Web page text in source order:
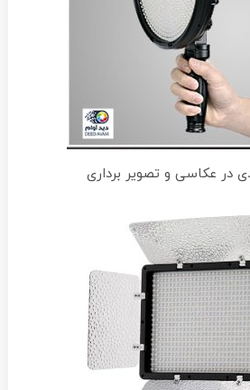
در عکاسی و تصویر برداری